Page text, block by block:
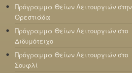
Πρόγραμμα Θείων Λειτουργιών στην
Ορεστιάδα
Πρόγραμμα Θείων Λειτουργιών στο
Διδυμότειχο
Πρόγραμμα Θείων Λειτουργιών στο
Σουφλί